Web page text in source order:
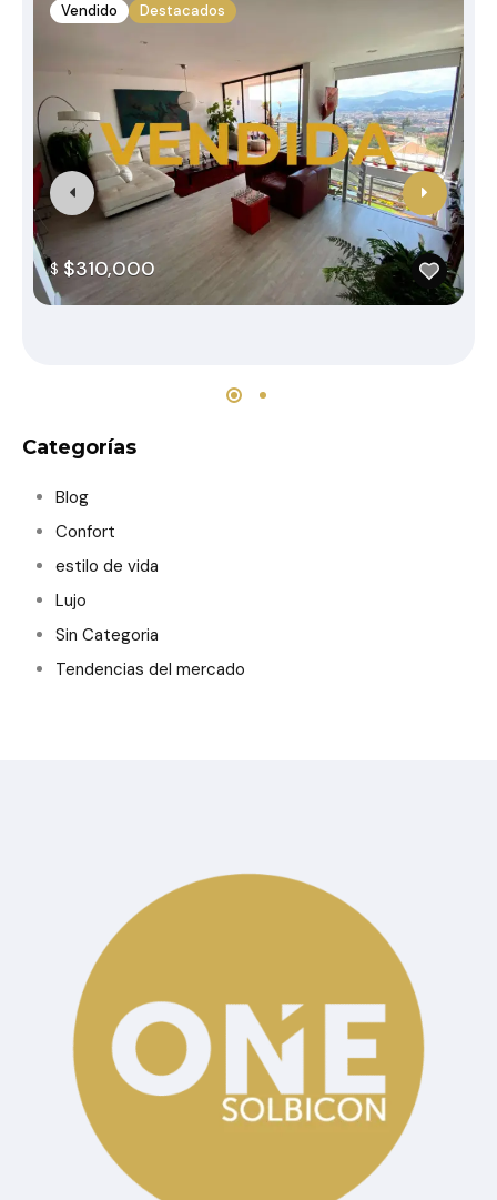
Vendido Destacados
$ $310,000
Categorías
Blog
Confort
estilo de vida
Lujo
Sin Categoria
Tendencias del mercado